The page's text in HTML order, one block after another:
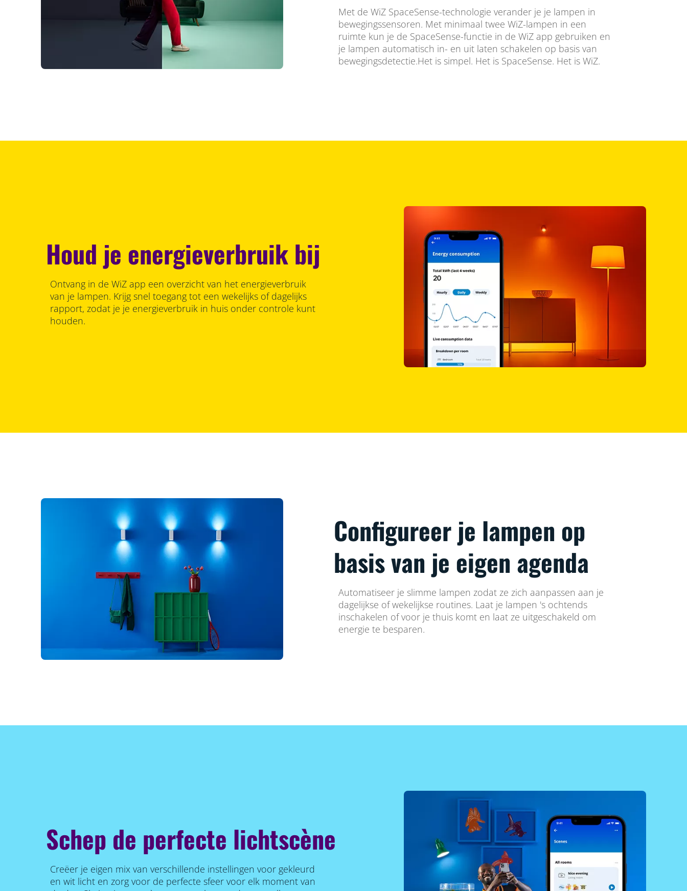
Met de WiZ SpaceSense-technologie verander je je lampen in
bewegingssensoren. Met minimaal twee WiZ-lampen in een
ruimte kun je de SpaceSense-functie in de WiZ app gebruiken en
je lampen automatisch in- en uit laten schakelen op basis van
bewegingsdetectie.Het is simpel. Het is SpaceSense. Het is WiZ.
Houd je energieverbruik bij
Ontvang in de WiZ app een overzicht van het energieverbruik
van je lampen. Krijg snel toegang tot een wekelijks of dagelijks
rapport, zodat je je energieverbruik in huis onder controle kunt
houden.
Configureer je lampen op
basis van je eigen agenda
Automatiseer je slimme lampen zodat ze zich aanpassen aan je
dagelijkse of wekelijkse routines. Laat je lampen 's ochtends
inschakelen of voor je thuis komt en laat ze uitgeschakeld om
energie te besparen.
Schep de perfecte lichtscène
Creëer je eigen mix van verschillende instellingen voor gekleurd
en wit licht en zorg voor de perfecte sfeer voor elk moment van